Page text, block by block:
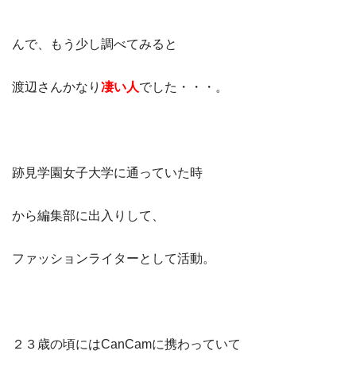
んで、もう少し調べてみると
渡辺さんかなり 凄い人でした・・・。
跡見学園女子大学に通っていた時
から編集部に出入りして、
ファッションライターとして活動。
２３歳の頃にはCanCamに携わっていて